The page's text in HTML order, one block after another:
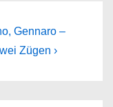
Gennaro –
Zügen ›